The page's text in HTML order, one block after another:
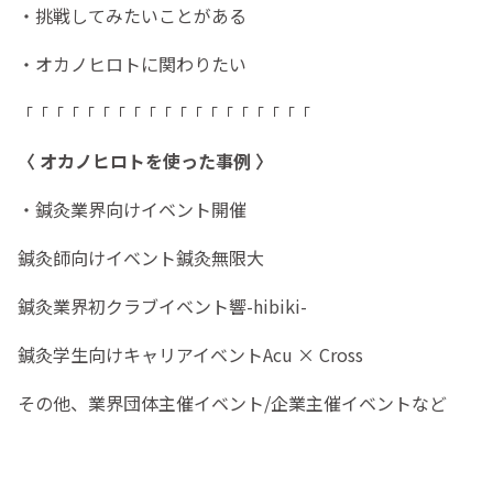
・挑戦してみたいことがある
・オカノヒロトに関わりたい
「「「「「「「「「「「「「「「「「「「
〈 オカノヒロトを使った事例 〉
・鍼灸業界向けイベント開催
鍼灸師向けイベント鍼灸無限大
鍼灸業界初クラブイベント響-hibiki-
鍼灸学生向けキャリアイベントAcu × Cross
その他、業界団体主催イベント/企業主催イベントなど